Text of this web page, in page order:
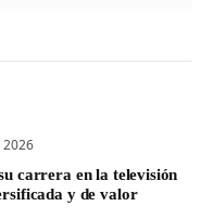
2026
carrera en la televisión
y de valor